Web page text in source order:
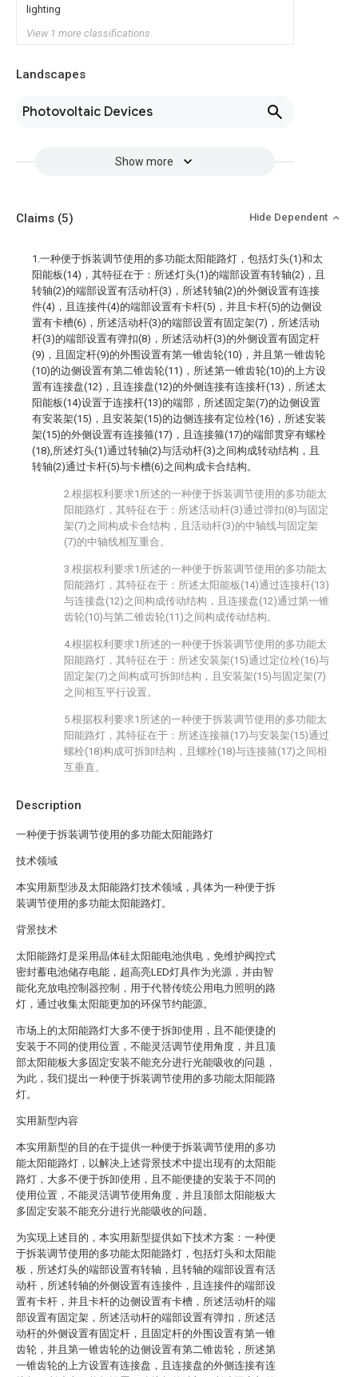
lighting
View 1 more classifications
Landscapes
Photovoltaic Devices
Show more
Description
一种便于拆装调节使用的多功能太阳能路灯
技术领域
本实用新型涉及太阳能路灯技术领域，具体为一种便于拆
装调节使用的多功能太阳能路灯。
背景技术
太阳能路灯是采用晶体硅太阳能电池供电，免维护阀控式
密封蓄电池储存电能，超高亮LED灯具作为光源，并由智
能化充放电控制器控制，用于代替传统公用电力照明的路
灯，通过收集太阳能更加的环保节约能源。
市场上的太阳能路灯大多不便于拆卸使用，且不能便捷的
安装于不同的使用位置，不能灵活调节使用角度，并且顶
部太阳能板大多固定安装不能充分进行光能吸收的问题，
为此，我们提出一种便于拆装调节使用的多功能太阳能路
灯。
实用新型内容
本实用新型的目的在于提供一种便于拆装调节使用的多功
能太阳能路灯，以解决上述背景技术中提出现有的太阳能
路灯，大多不便于拆卸使用，且不能便捷的安装于不同的
使用位置，不能灵活调节使用角度，并且顶部太阳能板大
多固定安装不能充分进行光能吸收的问题。
为实现上述目的，本实用新型提供如下技术方案：一种便
于拆装调节使用的多功能太阳能路灯，包括灯头和太阳能
板，所述灯头的端部设置有转轴，且转轴的端部设置有活
动杆，所述转轴的外侧设置有连接件，且连接件的端部设
置有卡杆，并且卡杆的边侧设置有卡槽，所述活动杆的端
部设置有固定架，所述活动杆的端部设置有弹扣，所述活
动杆的外侧设置有固定杆，且固定杆的外围设置有第一锥
齿轮，并且第一锥齿轮的边侧设置有第二锥齿轮，所述第
一锥齿轮的上方设置有连接盘，且连接盘的外侧连接有连
Claims (5) Hide Dependent
1.一种便于拆装调节使用的多功能太阳能路灯，包括灯头(1)和太
阳能板(14)，其特征在于：所述灯头(1)的端部设置有转轴(2)，且
转轴(2)的端部设置有活动杆(3)，所述转轴(2)的外侧设置有连接
件(4)，且连接件(4)的端部设置有卡杆(5)，并且卡杆(5)的边侧设
置有卡槽(6)，所述活动杆(3)的端部设置有固定架(7)，所述活动
杆(3)的端部设置有弹扣(8)，所述活动杆(3)的外侧设置有固定杆
(9)，且固定杆(9)的外围设置有第一锥齿轮(10)，并且第一锥齿轮
(10)的边侧设置有第二锥齿轮(11)，所述第一锥齿轮(10)的上方设
置有连接盘(12)，且连接盘(12)的外侧连接有连接杆(13)，所述太
阳能板(14)设置于连接杆(13)的端部，所述固定架(7)的边侧设置
有安装架(15)，且安装架(15)的边侧连接有定位栓(16)，所述安装
架(15)的外侧设置有连接箍(17)，且连接箍(17)的端部贯穿有螺栓
(18),所述灯头(1)通过转轴(2)与活动杆(3)之间构成转动结构，且
转轴(2)通过卡杆(5)与卡槽(6)之间构成卡合结构。
2.根据权利要求1所述的一种便于拆装调节使用的多功能太
阳能路灯，其特征在于：所述活动杆(3)通过弹扣(8)与固定
架(7)之间构成卡合结构，且活动杆(3)的中轴线与固定架
(7)的中轴线相互重合。
3.根据权利要求1所述的一种便于拆装调节使用的多功能太
阳能路灯，其特征在于：所述太阳能板(14)通过连接杆(13)
与连接盘(12)之间构成传动结构，且连接盘(12)通过第一锥
齿轮(10)与第二锥齿轮(11)之间构成传动结构。
4.根据权利要求1所述的一种便于拆装调节使用的多功能太
阳能路灯，其特征在于：所述安装架(15)通过定位栓(16)与
固定架(7)之间构成可拆卸结构，且安装架(15)与固定架(7)
之间相互平行设置。
5.根据权利要求1所述的一种便于拆装调节使用的多功能太
阳能路灯，其特征在于：所述连接箍(17)与安装架(15)通过
螺栓(18)构成可拆卸结构，且螺栓(18)与连接箍(17)之间相
互垂直。